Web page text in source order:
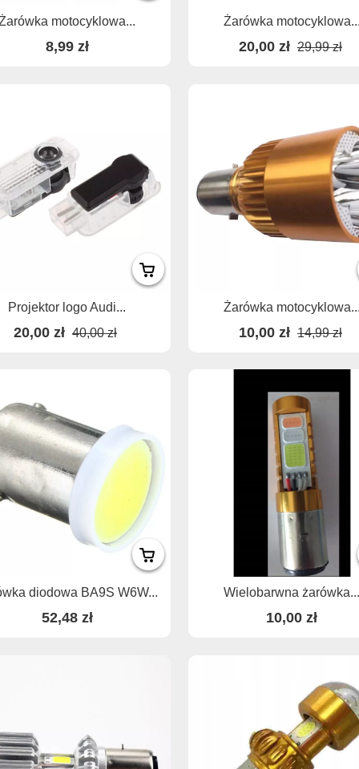
motocyklowa...
8,99 zł
Żarówka
20,00 zł 29,99 zł
Projektor logo Audi...
20,00 zł 40,00 zł
Żarówka
10,00 zł 14,99 zł
diodowa BA9S W6W...
52,48 zł
Wielobarwna
10,00 zł